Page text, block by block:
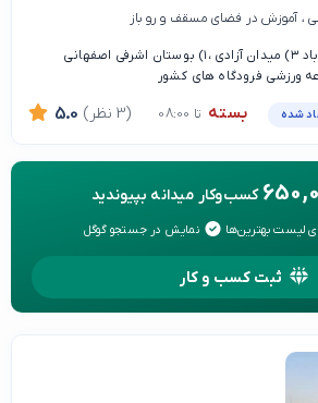
، آموزش در فضای مسقف و رو باز
۱) مرزداران ۲) سعادت آباد ۳) میدان آزادی ،۱) بوستان اشرفی اصفهانی
شده بسته تا 08:00 5.0 (3 نظر)
کسب‌وکار میدانه بپیوندید
لیست بهترین‌ها نمایش در جستجو گوگل
ثبت کسب و کار